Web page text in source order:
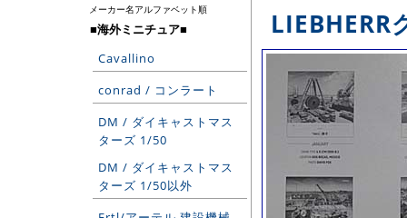
メーカー名アルファベット順
■海外ミニチュア■
Cavallino
conrad / コンラート
DM / ダイキャストマス
ターズ 1/50
DM / ダイキャストマス
ターズ 1/50以外
LIEBHERR